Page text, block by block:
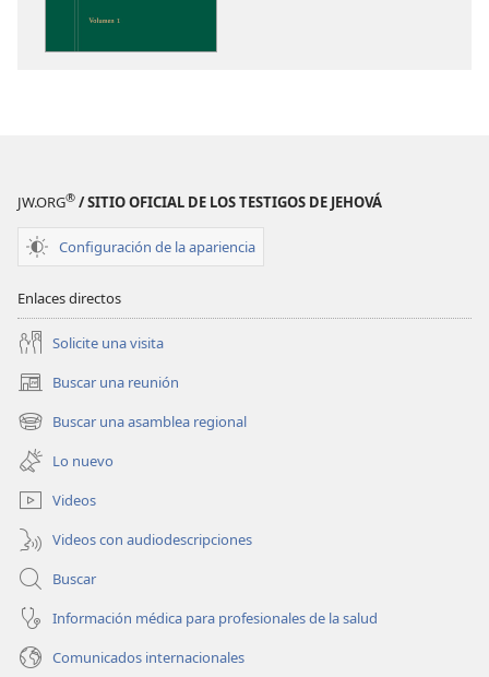
JW.ORG® / SITIO OFICIAL DE LOS TESTIGOS DE JEHOVÁ
Configuración de la apariencia
Enlaces directos
Solicite una visita
Buscar una reunión
(abre
una
nueva
ventana)
Buscar una asamblea regional
(abre
una
nueva
ventana)
Lo nuevo
Videos
Videos con audiodescripciones
Buscar
Información médica para profesionales de la salud
Comunicados internacionales